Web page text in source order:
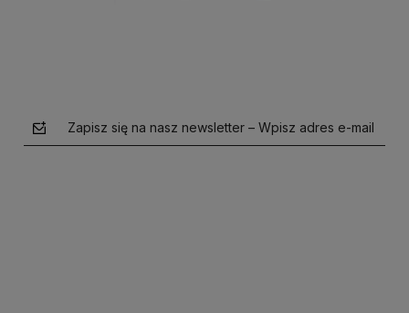
Zapisz się na nasz newsletter – Wpisz adres e-mail